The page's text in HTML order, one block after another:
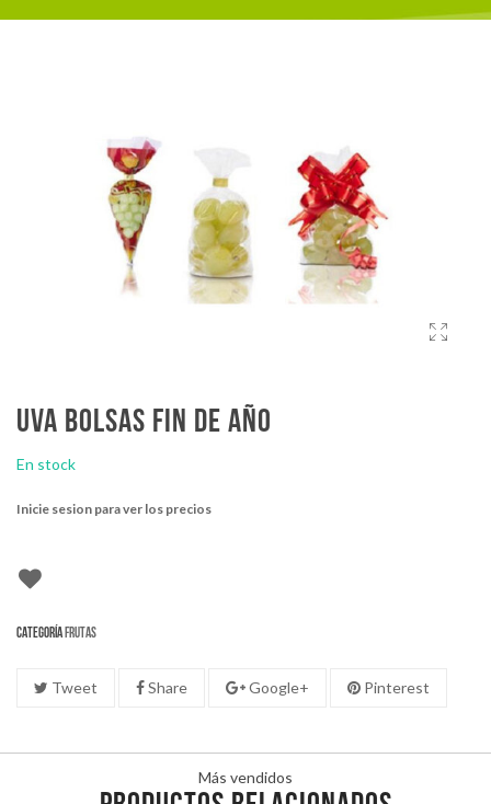
Uva Bolsas fin de año
En stock
Inicie sesion para ver los precios
CategoríaFrutas
Tweet Share Google+ Pinterest
Más vendidos